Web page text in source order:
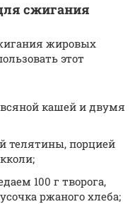
сжигания
жировых
этот
кашей и двумя
телятины, порцией
100 г творога,
ржаного хлеба;